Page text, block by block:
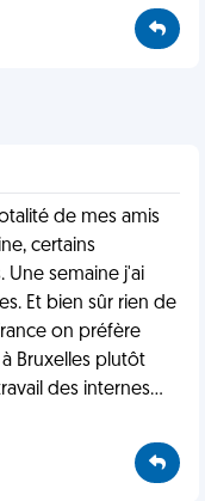
de mes amis
certains
Une semaine j'ai
Et bien sûr rien de
on préfère
Bruxelles plutôt
des internes...